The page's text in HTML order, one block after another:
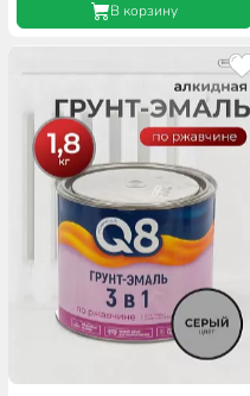
В корзину